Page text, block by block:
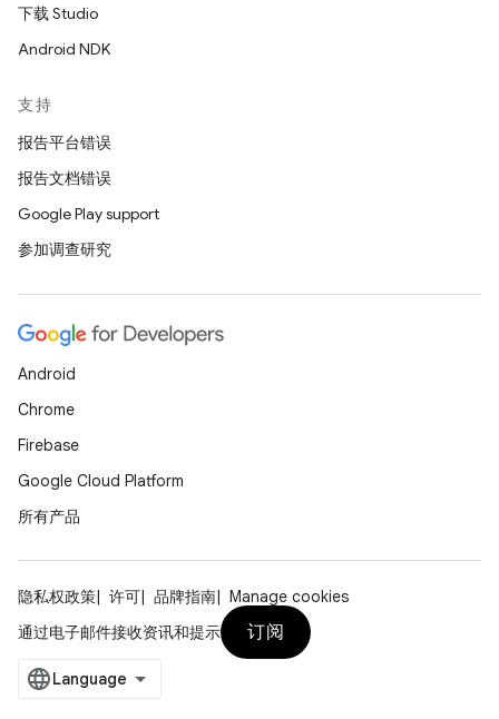
下载 Studio
Android NDK
支持
报告平台错误
报告文档错误
Google Play support
参加调查研究
Android
Chrome
Firebase
Google Cloud Platform
所有产品
隐私权政策 许可 品牌指南
Manage cookies
通过电子邮件接收资讯和提示
订阅